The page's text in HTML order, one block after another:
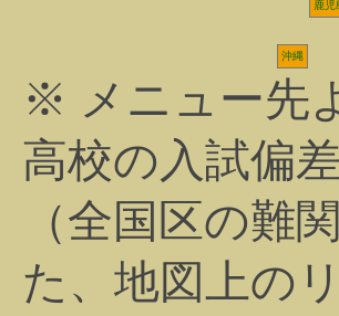
鹿児
沖縄
※ メニュー先
高校の入試偏
（全国区の難
た、地図上の